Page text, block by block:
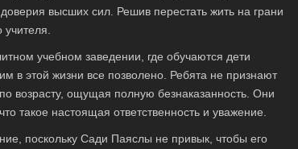
высших сил. Решив перестать жить на грани
учебном заведении, где обучаются дети
в этой жизни все позволено. Ребята не признают
возрасту, ощущая полную безнаказанность. Они
такое настоящая ответственность и уважение.
поскольку Сади Паяслы не привык, чтобы его